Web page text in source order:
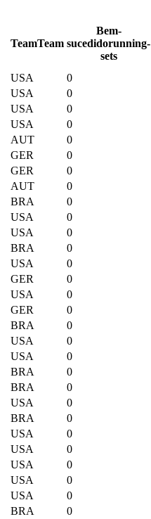
TeamTeam
Bem-
sucedidorunning-
sets
USA
0
USA
0
USA
0
USA
0
AUT
0
GER
0
GER
0
AUT
0
BRA
0
USA
0
USA
0
BRA
0
USA
0
GER
0
USA
0
GER
0
BRA
0
USA
0
USA
0
BRA
0
BRA
0
USA
0
BRA
0
USA
0
USA
0
USA
0
USA
0
USA
0
BRA
0